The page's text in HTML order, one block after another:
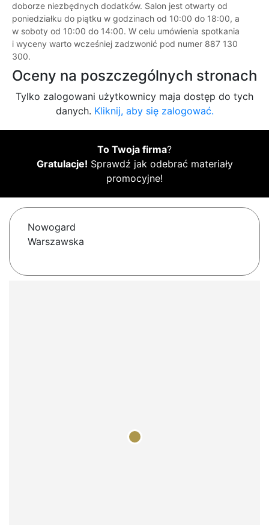
doborze niezbędnych dodatków. Salon jest otwarty od
poniedziałku do piątku w godzinach od 10:00 do 18:00, a
w soboty od 10:00 do 14:00. W celu umówienia spotkania
i wyceny warto wcześniej zadzwonić pod numer 887 130
300.
Oceny na poszczególnych stronach
Tylko zalogowani użytkownicy maja dostęp do tych
danych. Kliknij, aby się zalogować.
To Twoja firma?
Gratulacje! Sprawdź jak odebrać materiały
promocyjne!
Nowogard
Warszawska